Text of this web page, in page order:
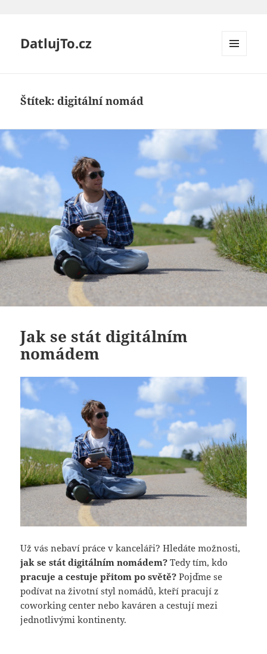
DatlujTo.cz
Štítek:digitální nomád
Jak se stát digitálním
nomádem
Už vás nebaví práce v kanceláři? Hledáte možnosti,
jak se stát digitálním nomádem? Tedy tím, kdo
pracuje a cestuje přitom po světě? Pojďme se
podívat na životní styl nomádů, kteří pracují z
coworking center nebo kaváren a cestují mezi
jednotlivými kontinenty.